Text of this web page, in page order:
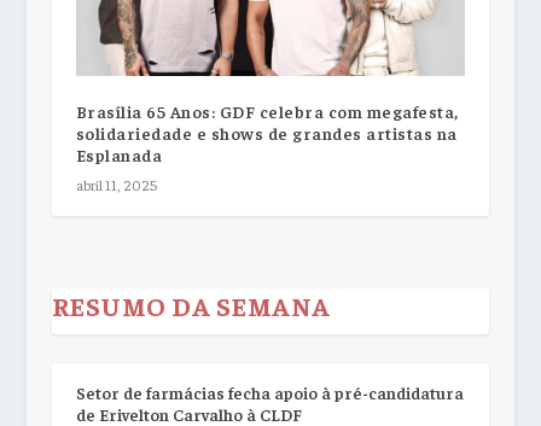
Brasília 65 Anos: GDF celebra com megafesta,
solidariedade e shows de grandes artistas na
Esplanada
abril 11, 2025
RESUMO DA SEMANA
Setor de farmácias fecha apoio à pré-candidatura
de Erivelton Carvalho à CLDF